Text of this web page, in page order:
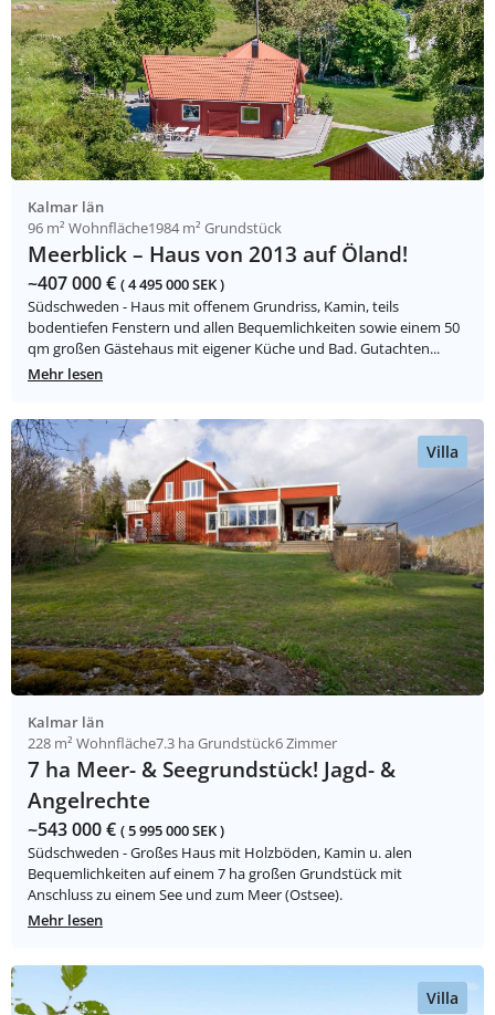
Kalmar län
96 m² Wohnfläche1984 m² Grundstück
Meerblick – Haus von 2013 auf Öland!
~407 000 € ( 4 495 000 SEK )
Südschweden - Haus mit offenem Grundriss, Kamin, teils
bodentiefen Fenstern und allen Bequemlichkeiten sowie einem 50
qm großen Gästehaus mit eigener Küche und Bad. Gutachten...
Mehr lesen
Villa
Kalmar län
228 m² Wohnfläche7.3 ha Grundstück6 Zimmer
7 ha Meer- & Seegrundstück! Jagd- &
Angelrechte
~543 000 € ( 5 995 000 SEK )
Südschweden - Großes Haus mit Holzböden, Kamin u. alen
Bequemlichkeiten auf einem 7 ha großen Grundstück mit
Anschluss zu einem See und zum Meer (Ostsee).
Mehr lesen
Villa